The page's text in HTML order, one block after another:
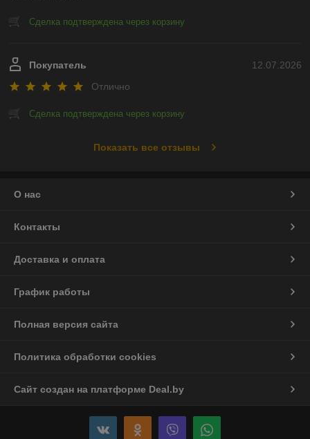
Сделка подтверждена через корзину
12.07.2026
Покупатель
Отлично
Сделка подтверждена через корзину
Показать все отзывы
О нас
Контакты
Доставка и оплата
График работы
Полная версия сайта
Политика обработки cookies
Сайт создан на платформе Deal.by